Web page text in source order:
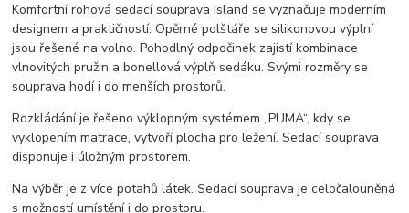
Komfortní rohová sedací souprava Island se vyznačuje moderním
designem a praktičností. Opěrné polštáře se silikonovou výplní
jsou řešené na volno. Pohodlný odpočinek zajistí kombinace
vlnovitých pružin a bonellová výplň sedáku. Svými rozměry se
souprava hodí i do menších prostorů.
Rozkládání je řešeno výklopným systémem „PUMA“, kdy se
vyklopením matrace, vytvoří plocha pro ležení. Sedací souprava
disponuje i úložným prostorem.
Na výběr je z více potahů látek. Sedací souprava je celočalouněná
s možností umístění i do prostoru.